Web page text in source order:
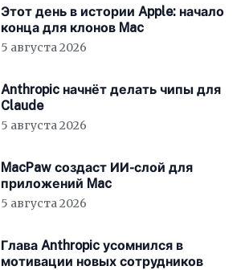
Этот день в истории Apple: начало
конца для клонов Mac
5 августа 2026
Anthropic начнёт делать чипы для
Claude
5 августа 2026
MacPaw создаст ИИ-слой для
приложений Mac
5 августа 2026
Глава Anthropic усомнился в
мотивации новых сотрудников